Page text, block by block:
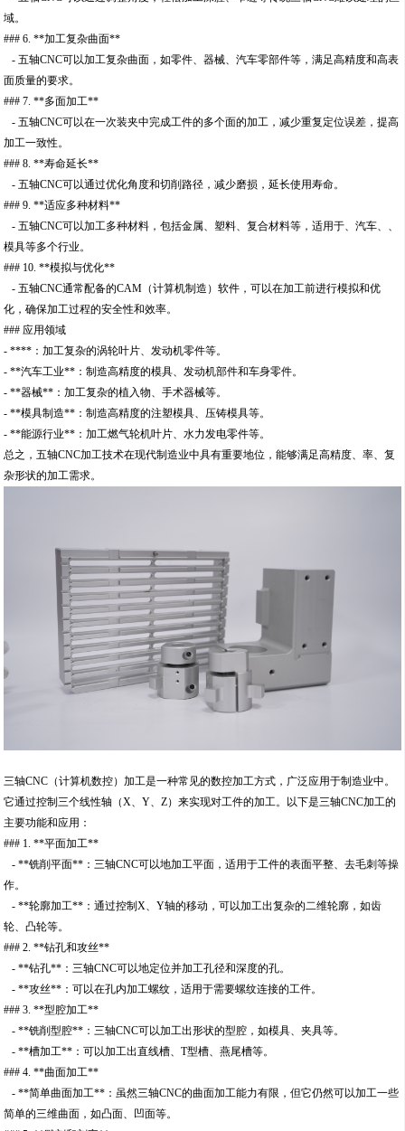
域。
### 6. **加工复杂曲面**
- 五轴CNC可以加工复杂曲面，如零件、器械、汽车零部件等，满足高精度和高表
面质量的要求。
### 7. **多面加工**
- 五轴CNC可以在一次装夹中完成工件的多个面的加工，减少重复定位误差，提高
加工一致性。
### 8. **寿命延长**
- 五轴CNC可以通过优化角度和切削路径，减少磨损，延长使用寿命。
### 9. **适应多种材料**
- 五轴CNC可以加工多种材料，包括金属、塑料、复合材料等，适用于、汽车、、
模具等多个行业。
### 10. **模拟与优化**
- 五轴CNC通常配备的CAM（计算机制造）软件，可以在加工前进行模拟和优
化，确保加工过程的安全性和效率。
### 应用领域
- ****：加工复杂的涡轮叶片、发动机零件等。
- **汽车工业**：制造高精度的模具、发动机部件和车身零件。
- **器械**：加工复杂的植入物、手术器械等。
- **模具制造**：制造高精度的注塑模具、压铸模具等。
- **能源行业**：加工燃气轮机叶片、水力发电零件等。
总之，五轴CNC加工技术在现代制造业中具有重要地位，能够满足高精度、率、复
杂形状的加工需求。
三轴CNC（计算机数控）加工是一种常见的数控加工方式，广泛应用于制造业中。
它通过控制三个线性轴（X、Y、Z）来实现对工件的加工。以下是三轴CNC加工的
主要功能和应用：
### 1. **平面加工**
- **铣削平面**：三轴CNC可以地加工平面，适用于工件的表面平整、去毛刺等操
作。
- **轮廓加工**：通过控制X、Y轴的移动，可以加工出复杂的二维轮廓，如齿
轮、凸轮等。
### 2. **钻孔和攻丝**
- **钻孔**：三轴CNC可以地定位并加工孔径和深度的孔。
- **攻丝**：可以在孔内加工螺纹，适用于需要螺纹连接的工件。
### 3. **型腔加工**
- **铣削型腔**：三轴CNC可以加工出形状的型腔，如模具、夹具等。
- **槽加工**：可以加工出直线槽、T型槽、燕尾槽等。
### 4. **曲面加工**
- **简单曲面加工**：虽然三轴CNC的曲面加工能力有限，但它仍然可以加工一些
简单的三维曲面，如凸面、凹面等。